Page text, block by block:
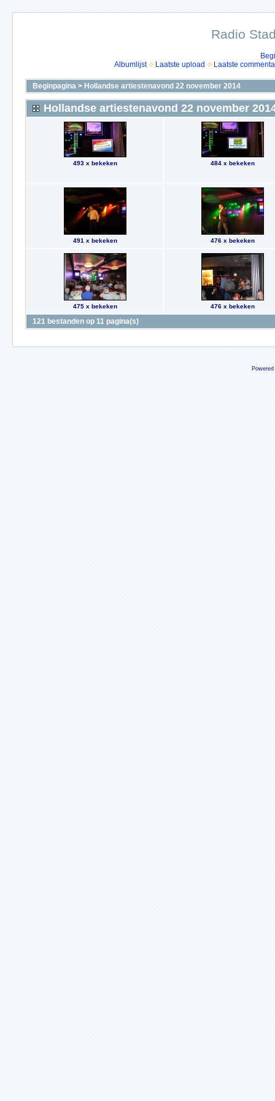
Radio
Albumlijst
Laatste upload Laatste
Beginpagina > Hollandse artiestenavond 22 november 2014
Hollandse artiestenavond 22 november
493 x bekeken 484 x bekeken
491 x bekeken 476 x bekeken
475 x bekeken 476 x bekeken
121 bestanden op 11 pagina(s)